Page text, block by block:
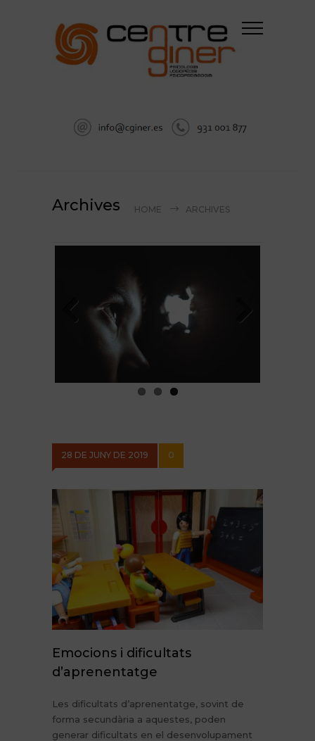
Archives HOME ARCHIVES
28 DE JUNY DE 2019 0
Emocions i dificultats
d’aprenentatge
Les dificultats d’aprenentatge, sovint de
forma secundària a aquestes, poden
generar dificultats en el desenvolupament